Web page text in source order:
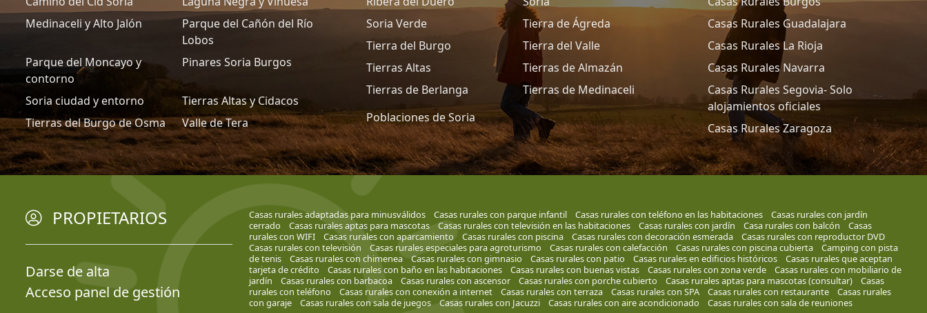
Medinaceli y Alto Jalón
Parque del Cañón del Río
Lobos
Parque del Moncayo y
contorno
Pinares Soria Burgos
Soria ciudad y entorno
Tierras Altas y Cidacos
Tierras del Burgo de Osma
Valle de Tera
Soria Verde
Tierra de Ágreda
Tierra del Burgo
Tierra del Valle
Tierras Altas
Tierras de Almazán
Tierras de Berlanga
Tierras de Medinaceli
Poblaciones de Soria
Casas Rurales Guadalajara
Casas Rurales La Rioja
Casas Rurales Navarra
Casas Rurales Segovia- Solo
alojamientos oficiales
Casas Rurales Zaragoza
PROPIETARIOS
Darse de alta
Acceso panel de gestión
Casas rurales adaptadas para minusválidos Casas rurales con parque infantil Casas rurales con teléfono en las habitaciones
Casas rurales con jardín
cerrado
Casas rurales aptas para mascotas Casas rurales con televisión en las habitaciones Casas rurales con jardín Casa rurales con balcón
Casas
rurales con WIFI
Casas rurales con aparcamiento Casas rurales con piscina Casas rurales con decoración esmerada
Casas rurales con reproductor DVD
Casas rurales con televisión
Casas rurales especiales para agroturismo Casas rurales con calefacción Casas rurales con piscina cubierta
Camping con pista
de tenis
Casas rurales con chimenea Casas rurales con gimnasio Casas rurales con patio Casas rurales en edificios históricos
Casas rurales que aceptan
tarjeta de crédito
Casas rurales con baño en las habitaciones Casas rurales con buenas vistas Casas rurales con zona verde
Casas rurales con mobiliario de
jardín
Casas rurales con barbacoa Casas rurales con ascensor Casas rurales con porche cubierto Casas rurales aptas para mascotas (consultar)
Casas
rurales con teléfono
Casas rurales con conexión a internet Casas rurales con terraza Casas rurales con SPA Casas rurales con restaurante
Casas rurales
con garaje
Casas rurales con sala de juegos Casas rurales con Jacuzzi Casas rurales con aire acondicionado Casas rurales con sala de reuniones